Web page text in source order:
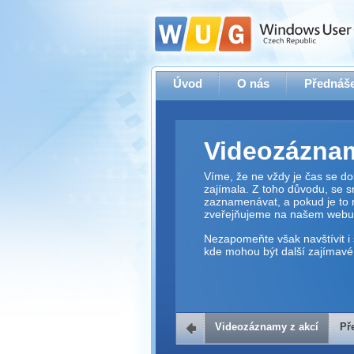
Úvod O nás
Víme, že ne vždy je čas se
zajímala. Z toho důvodu, se
zaznamenávat, a pokud je to
zveřejňujeme na našem webu.
Nezapomeňte však navštívit i
kde mohou být další zajímavé
Přehrávač
Videozáznamy z akcí